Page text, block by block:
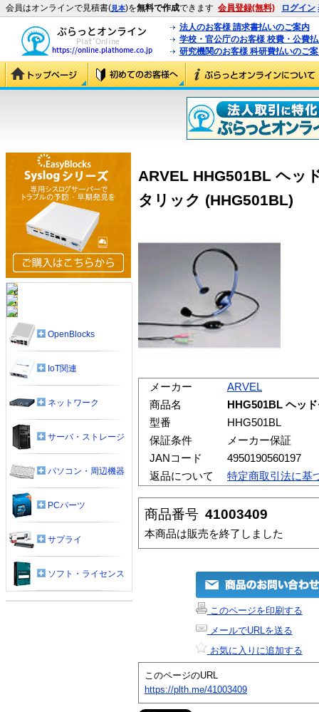
会員はオンラインで見積書(見本)を無料で作成できます 会員登録(無料) ログイン
法人のお客様 請求書払いのご案内
学校・官公庁のお客様 校費・公費
研究機関のお客様 科研費払いのご
ARVEL HHG501BL ヘッ
タリック (HHG501BL)
メーカー
ARVEL
商品名
HHG501BL ヘッ
型番
HHG501BL
保証条件
メーカー保証
JANコード
4950190560197
返品について
特定商取引法に基
商品番号 41003409
本商品は販売を終了しました
このページを印刷する
メールでURLを送る
お気に入りに追加する
このページのURL
https://plth.me/41003409
OpenBlocks
IoT関連
ネットワーク
サーバ・ストレージ
パソコン・周辺機器
PCパーツ
サプライ
ソフト・ライセンス